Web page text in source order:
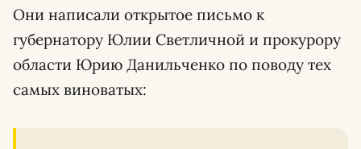
Они написали открытое письмо к
губернатору Юлии Светличной и прокурору
области Юрию Данильченко по поводу тех
самых виноватых: